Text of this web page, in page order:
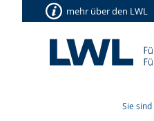
mehr über den LWL
Sie